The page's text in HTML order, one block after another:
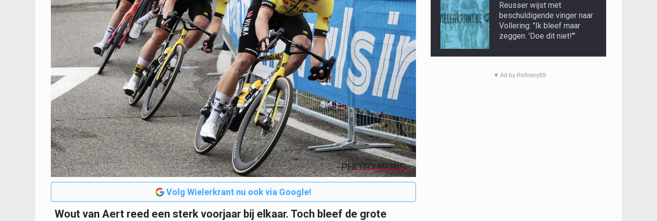
Volg Wielerkrant nu ook via Google!
Wout van Aert reed een sterk voorjaar bij elkaar. Toch bleef de grote
Reusser wijst met
beschuldigende vinger naar
Vollering: "Ik bleef maar
zeggen: 'Doe dit niet!'"
▼ Ad by Refinery89